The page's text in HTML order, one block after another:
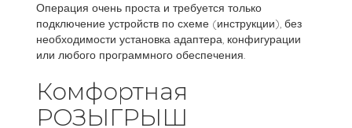
Операция очень проста и требуется только
подключение устройств по схеме (инструкции), без
необходимости установка адаптера, конфигурации
или любого программного обеспечения.
Комфортная
РОЗЫГРЫШ